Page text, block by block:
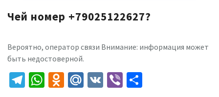
Чей номер +79025122627?
Вероятно, оператор связи Внимание: информация может
быть недостоверной.
Telegram
WhatsApp
Odnoklassniki
Mail.Ru
VK Viber